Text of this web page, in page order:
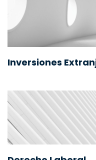
Inversiones